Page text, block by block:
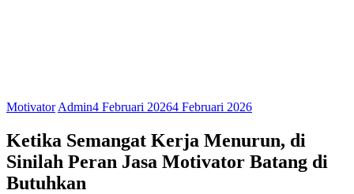
Motivator Admin4 Februari 20264 Februari 2026
Ketika Semangat Kerja Menurun, di
Sinilah Peran Jasa Motivator Batang di
Butuhkan